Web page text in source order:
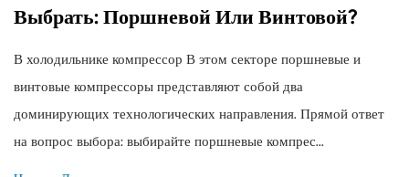
Выбрать: Поршневой Или Винтовой?
В холодильнике компрессор В этом секторе поршневые и
винтовые компрессоры представляют собой два
доминирующих технологических направления. Прямой ответ
на вопрос выбора: выбирайте поршневые компрес...